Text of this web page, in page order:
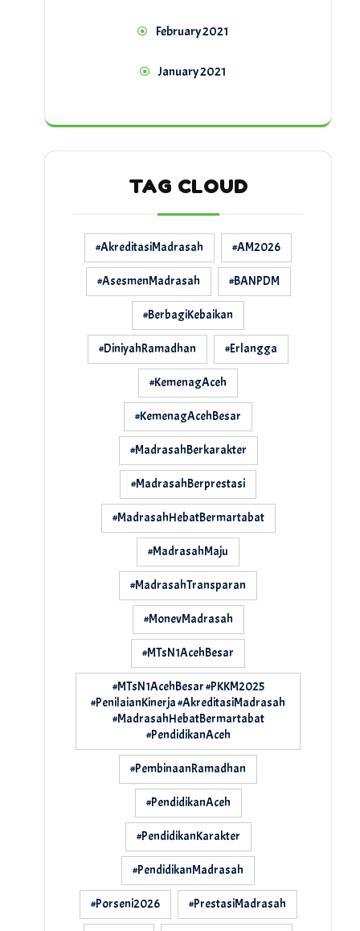
February 2021
January 2021
TAG CLOUD
#AkreditasiMadrasah #AM2026
#AsesmenMadrasah #BANPDM
#BerbagiKebaikan
#DiniyahRamadhan #Erlangga
#KemenagAceh
#KemenagAcehBesar
#MadrasahBerkarakter
#MadrasahBerprestasi
#MadrasahHebatBermartabat
#MadrasahMaju
#MadrasahTransparan
#MonevMadrasah
#MTsN1AcehBesar
#MTsN1AcehBesar #PKKM2025
#PenilaianKinerja #AkreditasiMadrasah
#MadrasahHebatBermartabat
#PendidikanAceh
#PembinaanRamadhan
#PendidikanAceh
#PendidikanKarakter
#PendidikanMadrasah
#Porseni2026 #PrestasiMadrasah